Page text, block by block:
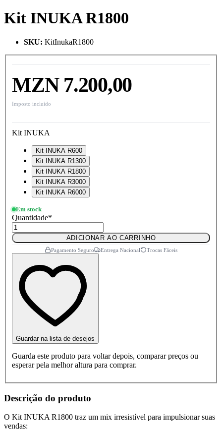
Kit INUKA R1800
SKU: KitInukaR1800
MZN 7.200,00
Imposto incluído
Kit INUKA
Kit INUKA R600
Kit INUKA R1300
Kit INUKA R1800
Kit INUKA R3000
Kit INUKA R6000
Em stock
Quantidade*
ADICIONAR AO CARRINHO
Pagamento Seguro Entrega Nacional Trocas Fáceis
Guardar na lista de desejos
Guarda este produto para voltar depois, comparar preços ou
esperar pela melhor altura para comprar.
Descrição do produto
O Kit INUKA R1800 traz um mix irresistível para impulsionar suas
vendas: